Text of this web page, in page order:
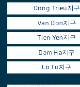
Dong Trieu지구
Van Don지구
Tien Yen지구
Dam Ha지구
Co To지구